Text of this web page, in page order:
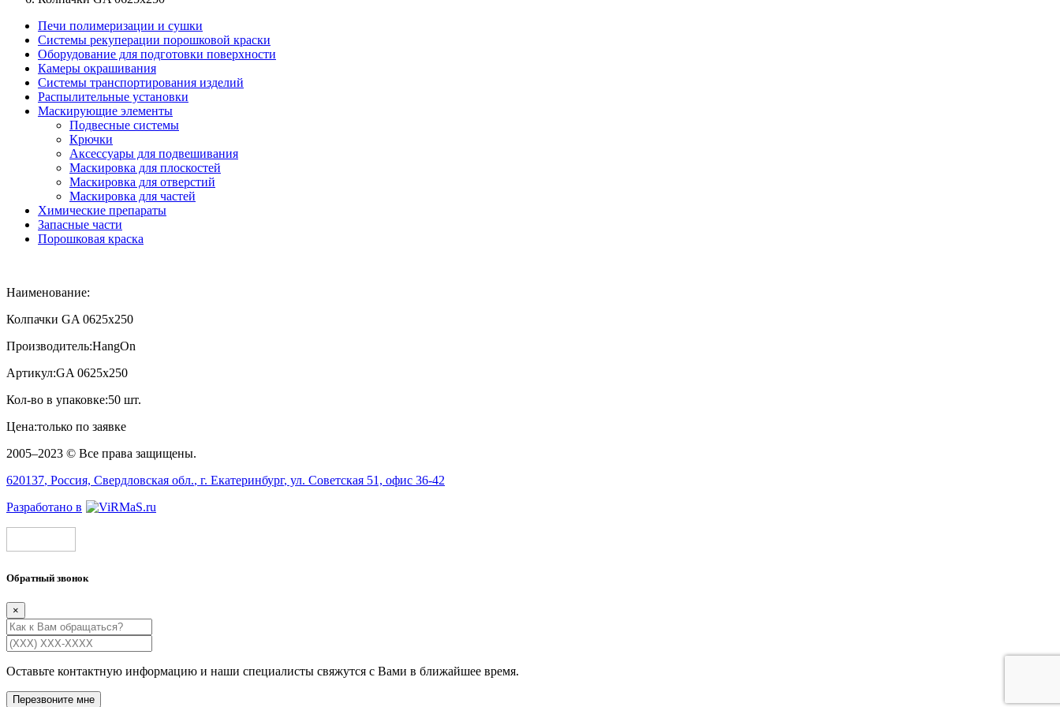
Печи полимеризации и сушки
Системы рекуперации порошковой краски
Оборудование для подготовки поверхности
Камеры окрашивания
Системы транспортирования изделий
Распылительные установки
Маскирующие элементы
Подвесные системы
Крючки
Аксессуары для подвешивания
Маскировка для плоскостей
Маскировка для отверстий
Маскировка для частей
Химические препараты
Запасные части
Порошковая краска
Наименование:
Колпачки GA 0625х250
Производитель:HangOn
Артикул:GA 0625х250
Кол-во в упаковке:50 шт.
Цена:только по заявке
2005–2023 © Все права защищены.
620137, Россия, Свердловская обл., г. Екатеринбург, ул. Советская 51, офис 36-42
Разработано в
Обратный звонок
×
Оставьте контактную информацию и наши специалисты свяжутся с Вами в ближайшее время.
Перезвоните мне